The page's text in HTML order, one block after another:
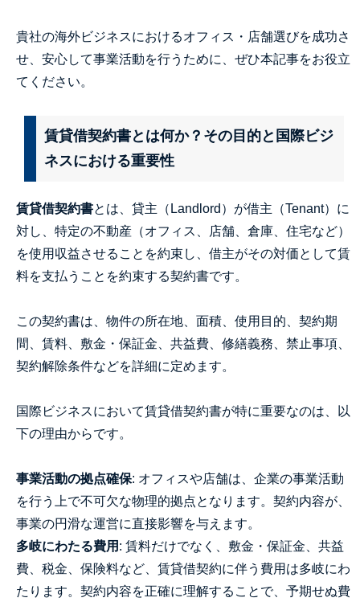
貴社の海外ビジネスにおけるオフィス・店舗選びを成功さ
せ、安心して事業活動を行うために、ぜひ本記事をお役立
てください。
賃貸借契約書とは何か？その目的と国際ビジ
ネスにおける重要性
賃貸借契約書とは、貸主（Landlord）が借主（Tenant）に
対し、特定の不動産（オフィス、店舗、倉庫、住宅など）
を使用収益させることを約束し、借主がその対価として賃
料を支払うことを約束する契約書です。
この契約書は、物件の所在地、面積、使用目的、契約期
間、賃料、敷金・保証金、共益費、修繕義務、禁止事項、
契約解除条件などを詳細に定めます。
国際ビジネスにおいて賃貸借契約書が特に重要なのは、以
下の理由からです。
事業活動の拠点確保: オフィスや店舗は、企業の事業活動
を行う上で不可欠な物理的拠点となります。契約内容が、
事業の円滑な運営に直接影響を与えます。
多岐にわたる費用 : 賃料だけでなく、敷金・保証金、共益
費、税金、保険料など、賃貸借契約に伴う費用は多岐にわ
たります。契約内容を正確に理解することで、予期せぬ費